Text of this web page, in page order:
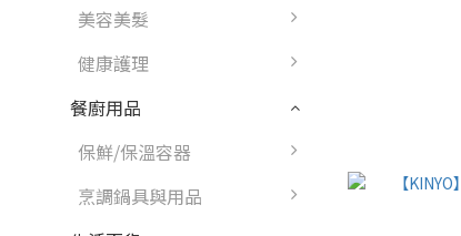
美容美髮
健康護理
餐廚用品
保鮮/保溫容器
烹調鍋具與用品